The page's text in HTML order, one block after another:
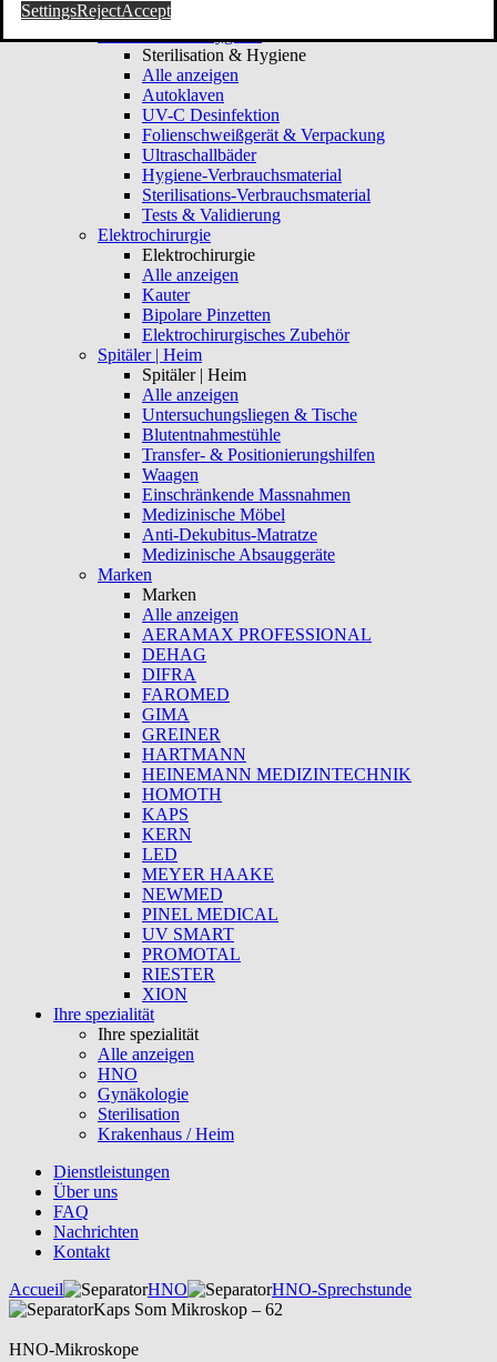
Gynäkologie-Verbrauchsmaterial
Sterilisation & Hygiene
Sterilisation & Hygiene
Alle anzeigen
Autoklaven
UV-C Desinfektion
Folienschweißgerät & Verpackung
Ultraschallbäder
Hygiene-Verbrauchsmaterial
Sterilisations-Verbrauchsmaterial
Tests & Validierung
Elektrochirurgie
Elektrochirurgie
Alle anzeigen
Kauter
Bipolare Pinzetten
Elektrochirurgisches Zubehör
Spitäler | Heim
Spitäler | Heim
Alle anzeigen
Untersuchungsliegen & Tische
Blutentnahmestühle
Transfer- & Positionierungshilfen
Waagen
Einschränkende Massnahmen
Medizinische Möbel
Anti-Dekubitus-Matratze
Medizinische Absauggeräte
Marken
Marken
Alle anzeigen
AERAMAX PROFESSIONAL
DEHAG
DIFRA
FAROMED
GIMA
GREINER
HARTMANN
HEINEMANN MEDIZINTECHNIK
HOMOTH
KAPS
KERN
LED
MEYER HAAKE
NEWMED
PINEL MEDICAL
UV SMART
PROMOTAL
RIESTER
XION
Ihre spezialität
Ihre spezialität
Alle anzeigen
HNO
Gynäkologie
Sterilisation
Krakenhaus / Heim
Dienstleistungen
Über uns
FAQ
Nachrichten
Kontakt
Accueil
HNO
HNO-Sprechstunde
Kaps Som Mikroskop – 62
HNO-Mikroskope
SettingsRejectAccept